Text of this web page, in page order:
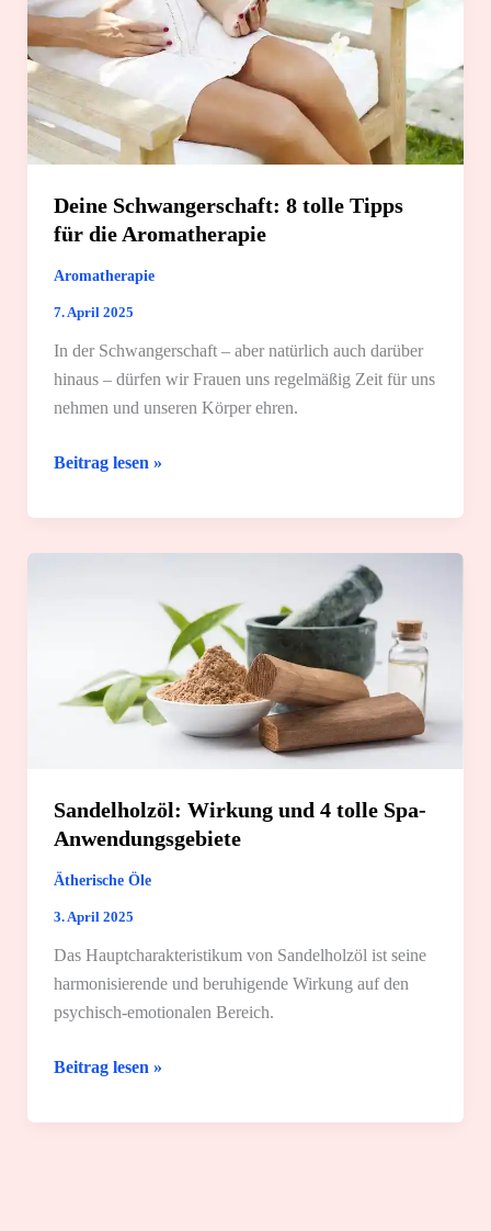
Deine Schwangerschaft: 8 tolle Tipps
für die Aromatherapie
Aromatherapie
7. April 2025
In der Schwangerschaft – aber natürlich auch darüber
hinaus – dürfen wir Frauen uns regelmäßig Zeit für uns
nehmen und unseren Körper ehren.
Deine
8
Beitrag lesen »
Sandelholzöl: Wirkung und 4 tolle Spa-
Anwendungsgebiete
Ätherische Öle
3. April 2025
Das Hauptcharakteristikum von Sandelholzöl ist seine
harmonisierende und beruhigende Wirkung auf den
psychisch-emotionalen Bereich.
Sandelholzöl:
und
Beitrag lesen »